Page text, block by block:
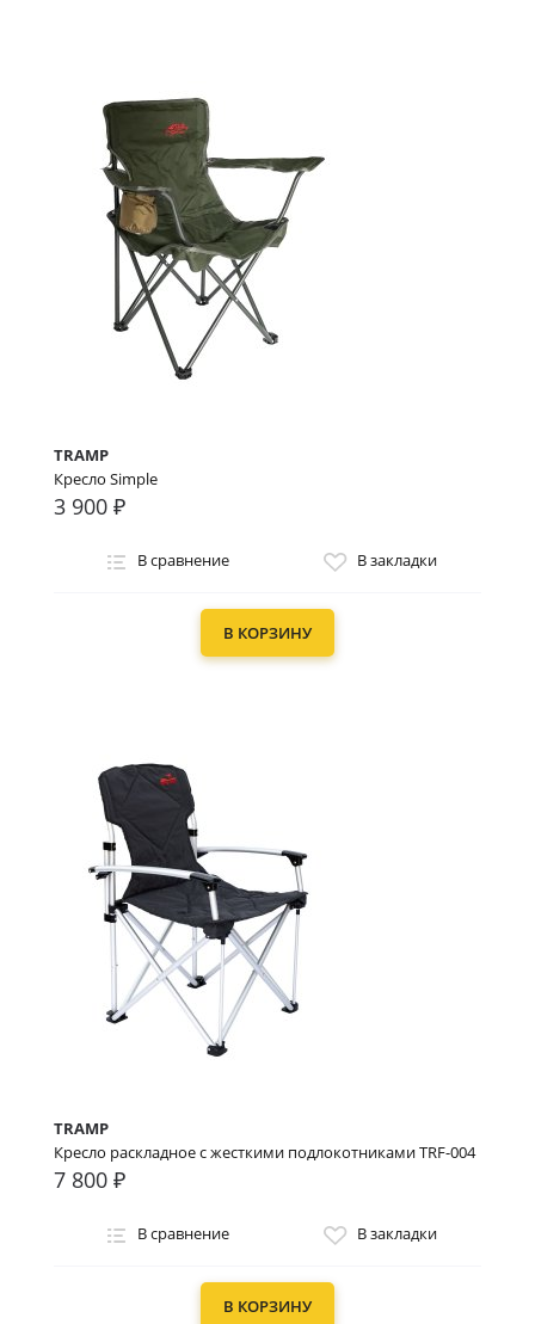
TRAMP
Кресло Simple
3 900 ₽
В сравнение В закладки
В КОРЗИНУ
TRAMP
Кресло раскладное с жесткими подлокотниками TRF-004
7 800 ₽
В сравнение В закладки
В КОРЗИНУ